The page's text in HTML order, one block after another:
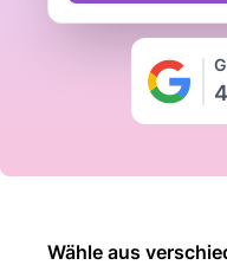
Wähle aus